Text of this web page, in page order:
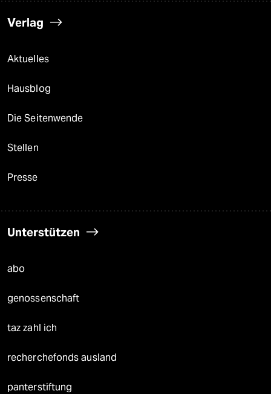
Verlag
Aktuelles
Hausblog
Die Seitenwende
Stellen
Presse
Unterstützen
abo
genossenschaft
taz zahl ich
recherchefonds ausland
panterstiftung